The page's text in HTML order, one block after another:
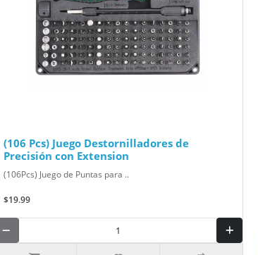
(106 Pcs) Juego Destornilladores de
Precisión con Extension
(106Pcs) Juego de Puntas para ..
$19.99